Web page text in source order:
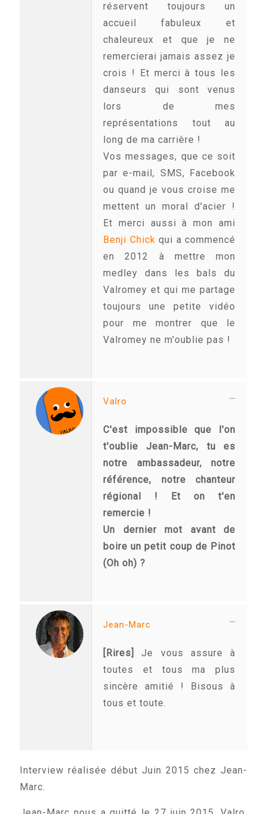
réservent toujours un
accueil fabuleux et
chaleureux et que je ne
remercierai jamais assez je
crois ! Et merci à tous les
danseurs qui sont venus
lors de mes
représentations tout au
long de ma carrière !
Vos messages, que ce soit
par e-mail, SMS, Facebook
ou quand je vous croise me
mettent un moral d'acier !
Et merci aussi à mon ami
Benji Chick qui a commencé
en 2012 à mettre mon
medley dans les bals du
Valromey et qui me partage
toujours une petite vidéo
pour me montrer que le
Valromey ne m'oublie pas !
Valro
C'est impossible que l'on
t'oublie Jean-Marc, tu es
notre ambassadeur, notre
référence, notre chanteur
régional ! Et on t'en
remercie !
Un dernier mot avant de
boire un petit coup de Pinot
(Oh oh) ?
Jean-Marc
[Rires]
Je vous assure à
toutes et tous ma plus
sincère amitié ! Bisous à
tous et toute.
Interview réalisée début Juin 2015 chez Jean-
Marc.